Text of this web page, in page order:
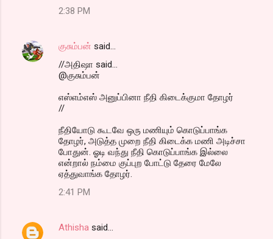
2:38 PM
குசும்பன் said…
//அதிஷா said...
@குசும்பன்
எஸ்எம்எஸ் அனுப்பினா நீதி கிடைக்குமா தோழர்
//
நீதியோடு கூடவே ஒரு மணியும் கொடுப்பாங்க
தோழர், அடுத்த முறை நீதி கிடைக்க மணி அடிச்சா
போதுன். ஓடி வந்து நீதி கொடுப்பாங்க இல்லை
என்றால் நம்மை குப்புற போட்டு தேரை மேலே
ஏத்துவாங்க தோழர்.
2:41 PM
Athisha said…